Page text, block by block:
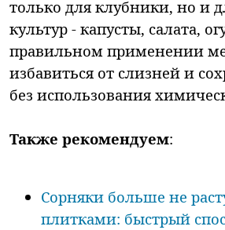
только для клубники, но и
культур - капусты, салата,
правильном применении
избавиться от слизней и
без использования
Также рекомендуем:
Сорняки больше не
плитками: быстрый